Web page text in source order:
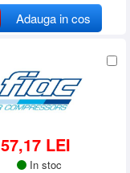
Adauga in cos
57,17 LEI
In stoc